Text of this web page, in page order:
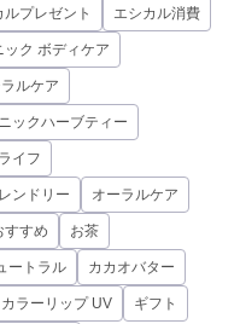
ルプレゼント エシカル消費
ック ボディケア
ルケア
ックハーブティー
イフ
ンドリー オーラルケア
すすめ お茶
ートラル カカオバター
カラーリップ UV ギフト